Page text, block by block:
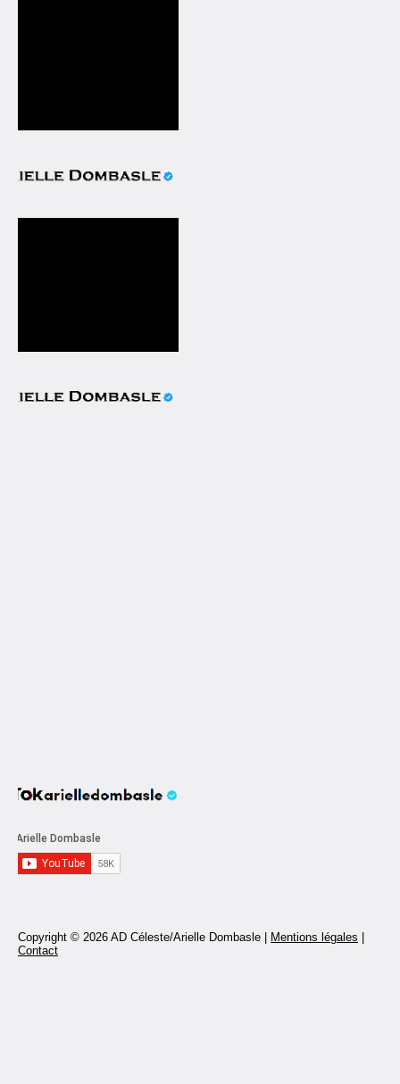
Copyright © 2026 AD Céleste/Arielle Dombasle | Mentions légales
Contact